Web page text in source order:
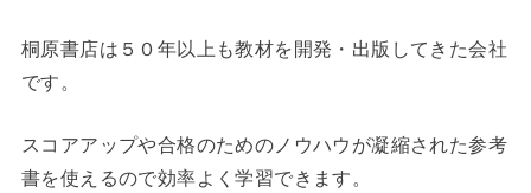
桐原書店は５０年以上も教材を開発・出版してきた会社
です。
スコアアップや合格のためのノウハウが凝縮された参考
書を使えるので効率よく学習できます。